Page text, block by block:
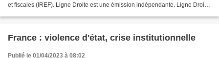
et fiscales (IREF). Ligne Droite est une émission indépendante. Ligne Droite
France : violence d'état, crise institutionnelle
Publié le 01/04/2023 à 08:02